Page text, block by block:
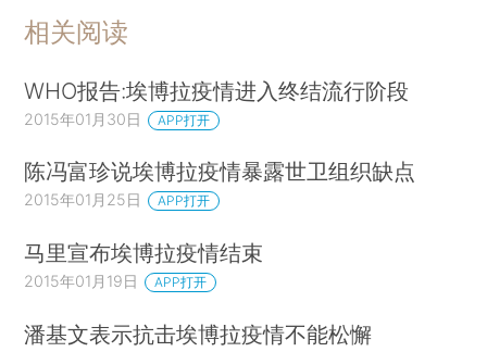
相关阅读
WHO报告:埃博拉疫情进入终结流行阶段
2015年01月30日 APP打开
陈冯富珍说埃博拉疫情暴露世卫组织缺点
2015年01月25日 APP打开
马里宣布埃博拉疫情结束
2015年01月19日 APP打开
潘基文表示抗击埃博拉疫情不能松懈